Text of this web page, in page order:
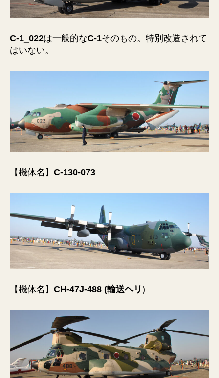
C-1_022は一般的なC-1そのもの。特別改造されて
はいない。
【機体名】 C-130-073
【機体名】 CH-47J-488 (輸送ヘリ )